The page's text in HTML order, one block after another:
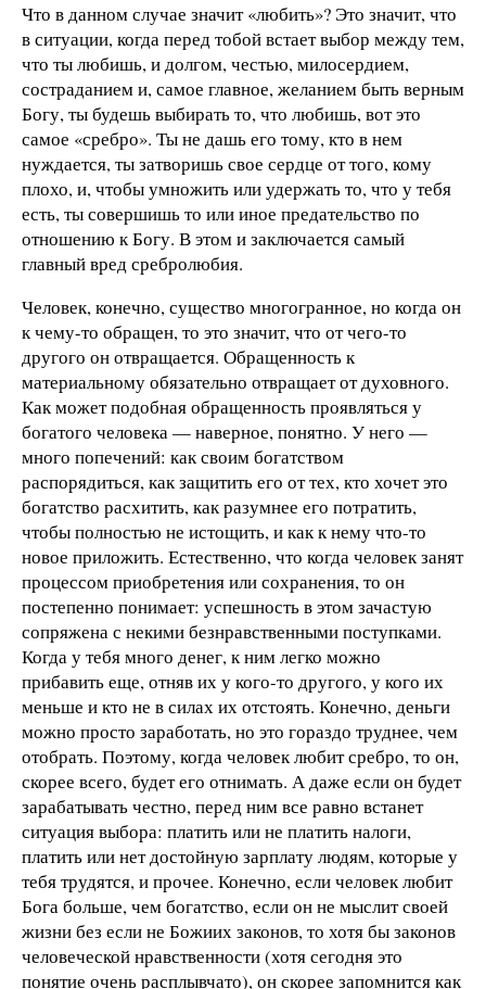
Что в данном случае значит «любить»? Это значит, что
в ситуации, когда перед тобой встает выбор между тем,
что ты любишь, и долгом, честью, милосердием,
состраданием и, самое главное, желанием быть верным
Богу, ты будешь выбирать то, что любишь, вот это
самое «сребро». Ты не дашь его тому, кто в нем
нуждается, ты затворишь свое сердце от того, кому
плохо, и, чтобы умножить или удержать то, что у тебя
есть, ты совершишь то или иное предательство по
отношению к Богу. В этом и заключается самый
главный вред сребролюбия.
Человек, конечно, существо многогранное, но когда он
к чему-то обращен, то это значит, что от чего-то
другого он отвращается. Обращенность к
материальному обязательно отвращает от духовного.
Как может подобная обращенность проявляться у
богатого человека — наверное, понятно. У него —
много попечений: как своим богатством
распорядиться, как защитить его от тех, кто хочет это
богатство расхитить, как разумнее его потратить,
чтобы полностью не истощить, и как к нему что-то
новое приложить. Естественно, что когда человек занят
процессом приобретения или сохранения, то он
постепенно понимает: успешность в этом зачастую
сопряжена с некими безнравственными поступками.
Когда у тебя много денег, к ним легко можно
прибавить еще, отняв их у кого-то другого, у кого их
меньше и кто не в силах их отстоять. Конечно, деньги
можно просто заработать, но это гораздо труднее, чем
отобрать. Поэтому, когда человек любит сребро, то он,
скорее всего, будет его отнимать. А даже если он будет
зарабатывать честно, перед ним все равно встанет
ситуация выбора: платить или не платить налоги,
платить или нет достойную зарплату людям, которые у
тебя трудятся, и прочее. Конечно, если человек любит
Бога больше, чем богатство, если он не мыслит своей
жизни без если не Божиих законов, то хотя бы законов
человеческой нравственности (хотя сегодня это
понятие очень расплывчато), он скорее запомнится как